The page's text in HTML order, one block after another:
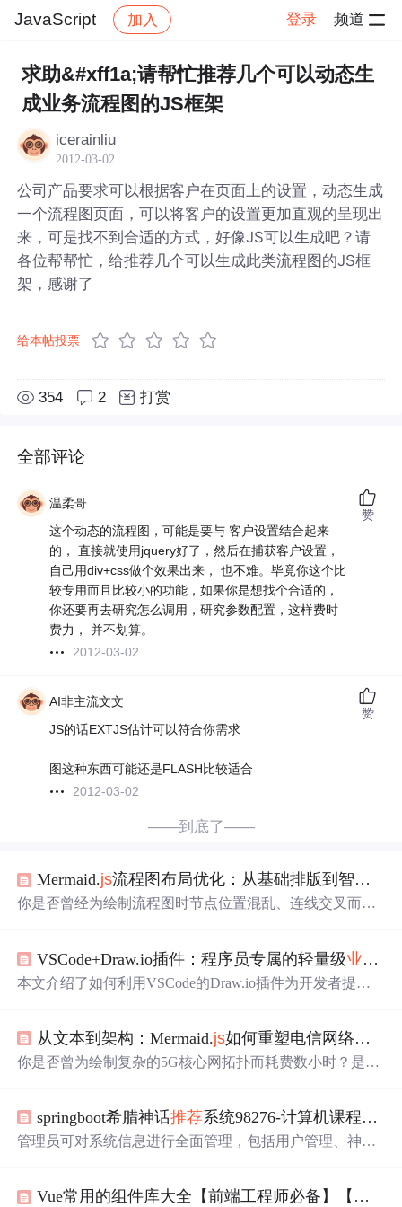
JavaScript 加入 登录 频道
社区 JavaScript 帖子详情
求助&#xff1a;请帮忙推荐几个可以动态生
成业务流程图的JS框架
icerainliu
2012-03-02
公司产品要求可以根据客户在页面上的设置，动态生成
一个流程图页面，可以将客户的设置更加直观的呈现出
来，可是找不到合适的方式，好像JS可以生成吧？请
各位帮帮忙，给推荐几个可以生成此类流程图的JS框
架，感谢了
给本帖投票
354 2 打赏
全部评论
温柔哥
这个动态的流程图，可能是要与 客户设置结合起来
的， 直接就使用jquery好了，然后在捕获客户设置，
自己用div+css做个效果出来， 也不难。毕竟你这个比
较专用而且比较小的功能，如果你是想找个合适的，
你还要再去研究怎么调用，研究参数配置，这样费时
费力， 并不划算。
2012-03-02
赞
AI非主流文文
JS的话EXTJS估计可以符合你需求
图这种东西可能还是FLASH比较适合
2012-03-02
赞
——到底了——
Mermaid.js流程图布局优化：从基础排版到智能排列的进阶指南
你是否曾经为绘制流程图时节点位置混乱、连线交叉而苦
法，掌握从基础到高级的布局优化技巧。 ## 为什么你的流
程图看起来不够专业？ 许多开发者在初次接触Mermaid.
想象一下，当你
VSCode+Draw.io插件：程序员专属的轻量级业务流程图
本文介绍了如何利用VSCode的Draw.io插件为开发者提供
号标准化和实时协作，特别适合绘制Transaction Flow Diagr
am（TFD）等技术流程图。文章还提供了安装配置指南、
从文本到架构：Mermaid.js如何重塑电信网络可视化工作流
你是否曾为绘制复杂的5G核心网拓扑而耗费数小时？是否
协议更新，都意味着图表的重绘和文档的同步。Mermaid. js
以代码驱动的方式，将图表从静态图片转变为可版本控制
性体现在多个层面：核心网
springboot希腊神话推荐系统98276-计算机课程设计/毕业设计
管理员可对系统信息进行全面管理，包括用户管理、神话
作，审核用户评论，维护系统正常运行等
Vue常用的组件库大全【前端工程师必备】【实时更新】【移动端、PC端（web端）、数据可视化组件库（数据大屏） 、动画组件库、富文本、Markdown，3D组件库，Markdown，AI组件库